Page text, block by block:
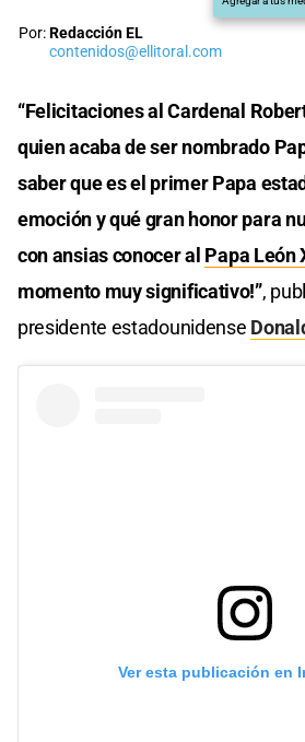
Por:Redacción EL
contenidos@ellitoral.com
“Felicitaciones al Cardenal
quien acaba de ser nombrado
saber que es el primer Papa
emoción y qué gran honor para
con ansias conocer al Papa León
momento muy significativo!”,
presidente estadounidense
Ver esta publicación en